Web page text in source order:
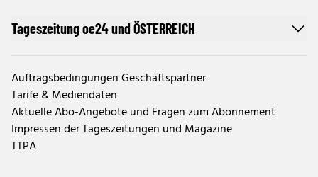
Tageszeitung oe24 und ÖSTERREICH
Auftragsbedingungen Geschäftspartner
Tarife & Mediendaten
Aktuelle Abo-Angebote und Fragen zum Abonnement
Impressen der Tageszeitungen und Magazine
TTPA